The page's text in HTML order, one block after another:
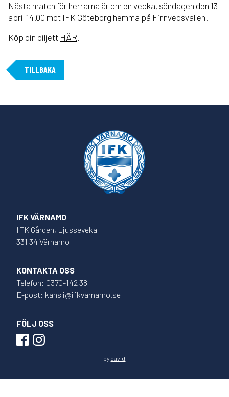
Nästa match för herrarna är om en vecka, söndagen den 13
april 14.00 mot IFK Göteborg hemma på Finnvedsvallen.
Köp din biljett HÄR.
TILLBAKA
IFK VÄRNAMO
IFK Gården, Ljusseveka
331 34 Värnamo
KONTAKTA OSS
Telefon: 0370-142 38
E-post: kansli@ifkvarnamo.se
FÖLJ OSS
by david